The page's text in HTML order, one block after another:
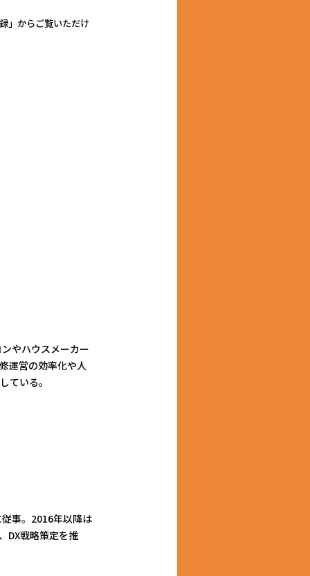
」からご覧いただけ
やハウスメーカー
運営の効率化や人
ている。
事。2016年以降は
DX戦略策定を推